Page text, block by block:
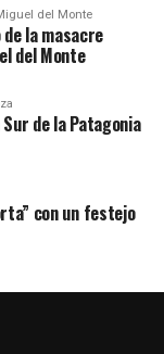
del Monte
la masacre
del Monte
de la Patagonia
con un festejo